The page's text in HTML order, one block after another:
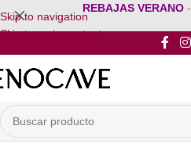
Skip to navigation
Skip to main content
REBAJAS VERANO -